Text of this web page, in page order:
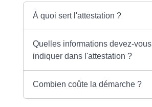
À quoi sert l'attestation ?
Quelles informations devez-vous
indiquer dans l'attestation ?
Combien coûte la démarche ?